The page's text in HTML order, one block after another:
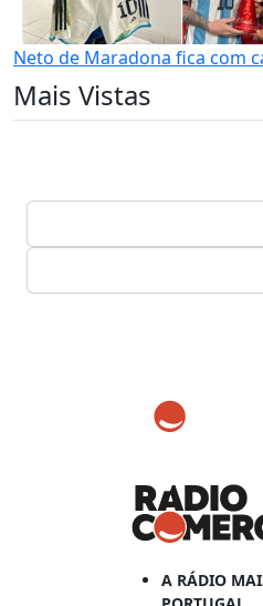
Neto de Maradona fica com
Mais Vistas
A RÁDIO